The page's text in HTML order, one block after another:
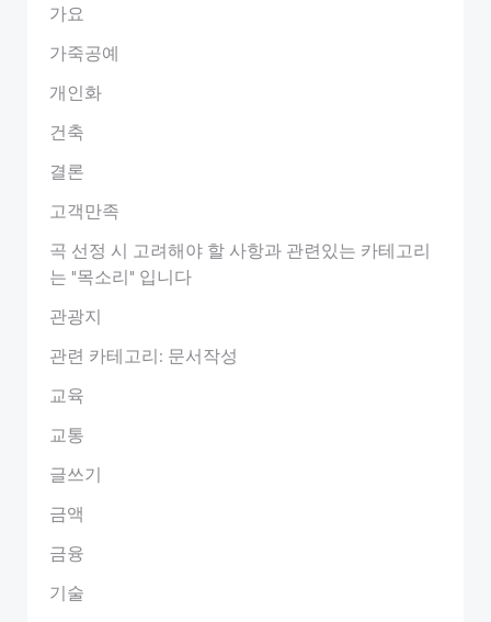
가요
가죽공예
개인화
건축
결론
고객만족
곡 선정 시 고려해야 할 사항과 관련있는 카테고리
는 "목소리" 입니다
관광지
관련 카테고리: 문서작성
교육
교통
글쓰기
금액
금융
기술